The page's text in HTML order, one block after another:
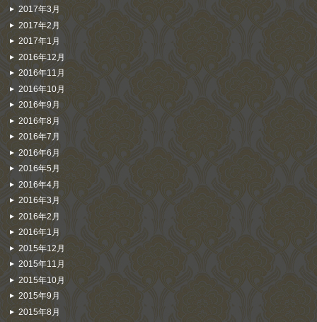
2017年3月
2017年2月
2017年1月
2016年12月
2016年11月
2016年10月
2016年9月
2016年8月
2016年7月
2016年6月
2016年5月
2016年4月
2016年3月
2016年2月
2016年1月
2015年12月
2015年11月
2015年10月
2015年9月
2015年8月